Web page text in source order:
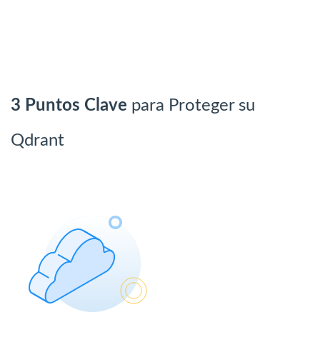
3 Puntos Clave para Proteger su
Qdrant